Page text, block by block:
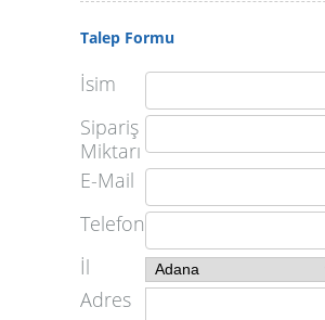
Talep Formu
İsim
Sipariş
Miktarı
E-Mail
Telefon
İl
Adres